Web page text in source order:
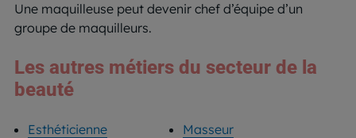
Une maquilleuse peut devenir chef d’équipe d’un
groupe de maquilleurs.
Les autres métiers du secteur de la
beauté
Esthéticienne
Masseur